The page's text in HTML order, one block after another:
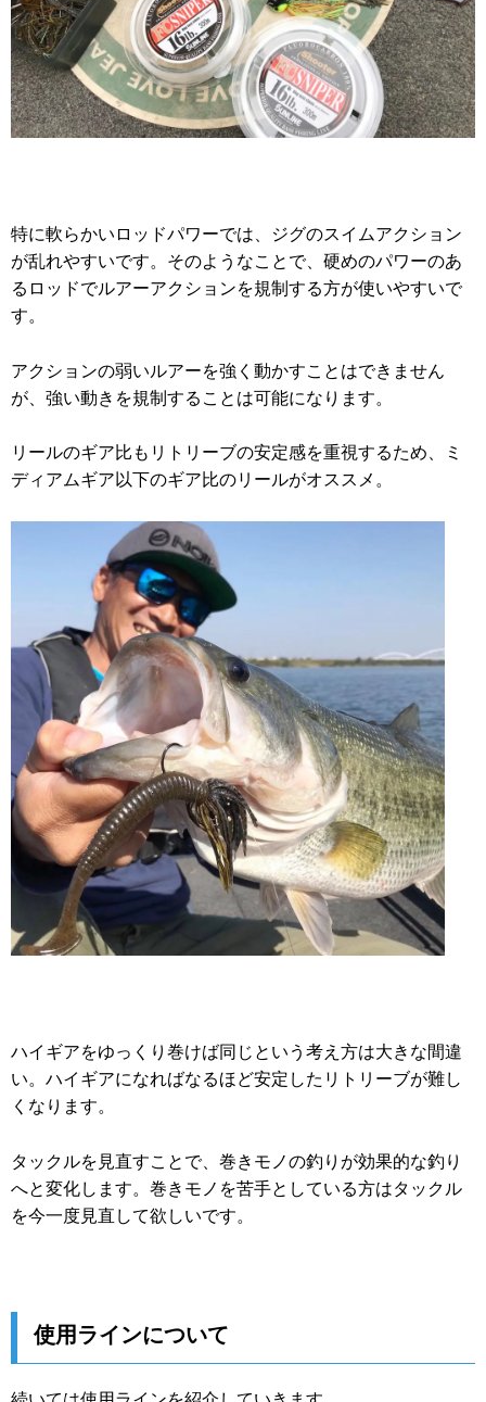
特に軟らかいロッドパワーでは、ジグのスイムアクション
が乱れやすいです。そのようなことで、硬めのパワーのあ
るロッドでルアーアクションを規制する方が使いやすいで
す。
アクションの弱いルアーを強く動かすことはできません
が、強い動きを規制することは可能になります。
リールのギア比もリトリーブの安定感を重視するため、ミ
ディアムギア以下のギア比のリールがオススメ。
ハイギアをゆっくり巻けば同じという考え方は大きな間違
い。ハイギアになればなるほど安定したリトリーブが難し
くなります。
タックルを見直すことで、巻きモノの釣りが効果的な釣り
へと変化します。巻きモノを苦手としている方はタックル
を今一度見直して欲しいです。
使用ラインについて